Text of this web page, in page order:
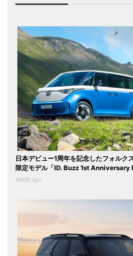
日本デビュー1周年を記念したフォルク
限定モデル「ID. Buzz 1st Anniversary
4時間 ago